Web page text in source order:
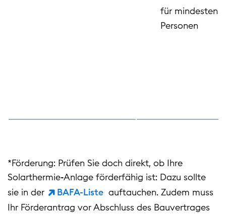
für mindestens
Personen
*Förderung: Prüfen Sie doch direkt, ob Ihre
Solarthermie-Anlage förderfähig ist: Dazu sollte
sie in der
BAFA-Liste auftauchen. Zudem muss
Ihr Förderantrag vor Abschluss des Bauvertrages